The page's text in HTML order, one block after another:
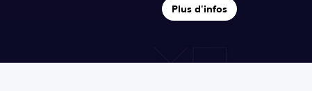
Plus d'infos